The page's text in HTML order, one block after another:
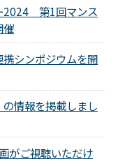
2024 第1回マンス
催
シンポジウムを開
の情報を掲載しまし
がご視聴いただけ